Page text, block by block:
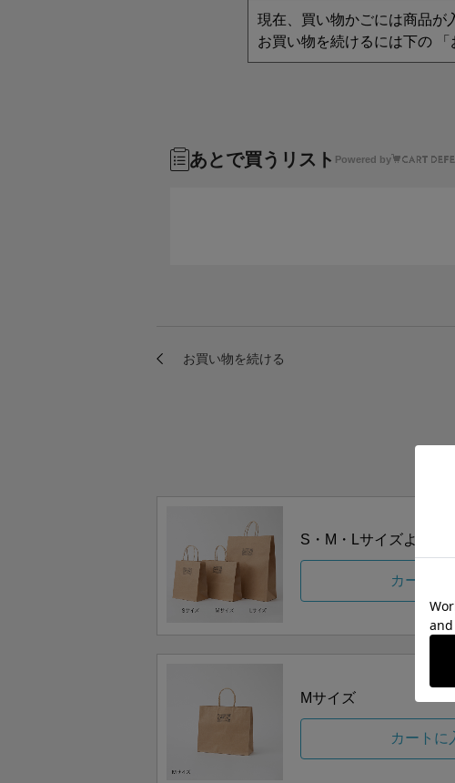
現在、買い物かごには商品が
お買い物を続けるには下の
あとで買うリスト Powered by
S・M・Lサイズより当
カートに
Mサイズ
カートに